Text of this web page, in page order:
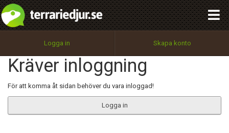
Logga in Skapa konto
Kräver inloggning
För att komma åt sidan behöver du vara inloggad!
Logga in
Utför
100%
OK
integritetspolicy
Namn:
Epost:
Begär nytt lösenord
Tillbaka till förstasidan